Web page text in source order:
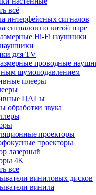
всё
интерфейсных сигналов
сигналов по витой паре
Hi-Fi наушники
для TV
проводные
шумоподавлением
плееры
ЦАПы
обработки звука
проекторы
проекторы
лазерный
4K
всё
виниловых дисков
винила